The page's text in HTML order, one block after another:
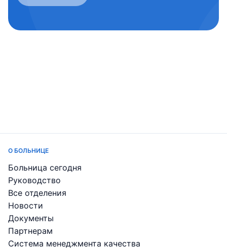
О БОЛЬНИЦЕ
Больница сегодня
Руководство
Все отделения
Новости
Документы
Партнерам
Система менеджмента качества